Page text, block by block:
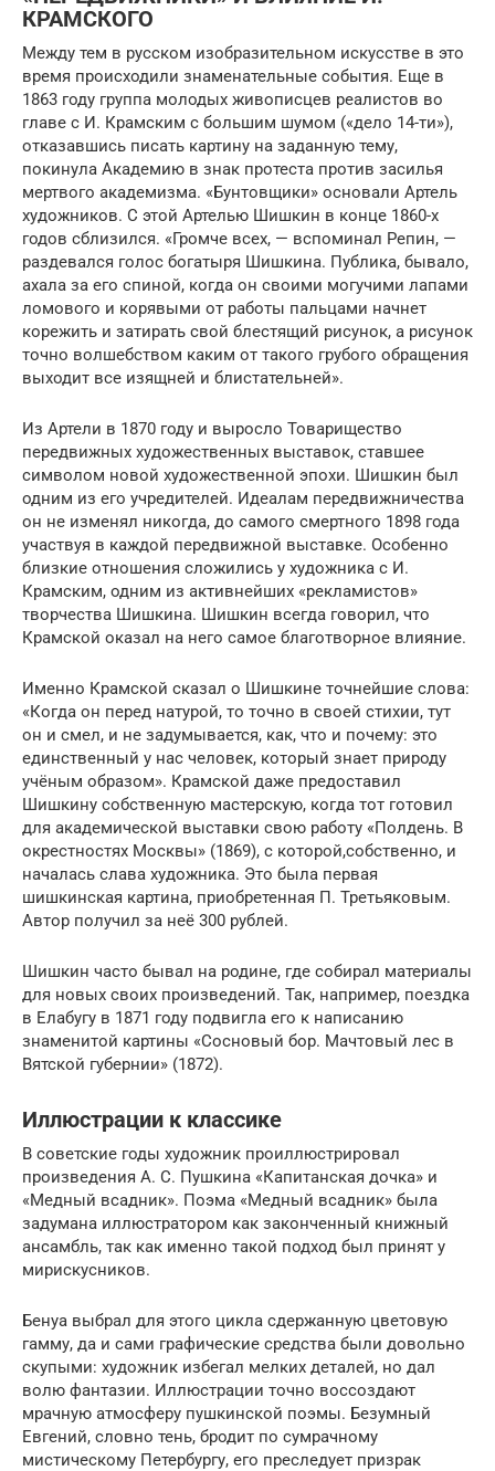
КРАМСКОГО
Между тем в русском изобразительном искусстве в это
время происходили знаменательные события. Еще в
1863 году группа молодых живописцев реалистов во
главе с И. Крамским с большим шумом («дело 14-ти»),
отказавшись писать картину на заданную тему,
покинула Академию в знак протеста против засилья
мертвого академизма. «Бунтовщики» основали Артель
художников. С этой Артелью Шишкин в конце 1860-х
годов сблизился. «Громче всех, — вспоминал Репин, —
раздевался голос богатыря Шишкина. Публика, бывало,
ахала за его спиной, когда он своими могучими лапами
ломового и корявыми от работы пальцами начнет
корежить и затирать свой блестящий рисунок, а рисунок
точно волшебством каким от такого грубого обращения
выходит все изящней и блистательней».
Из Артели в 1870 году и выросло Товарищество
передвижных художественных выставок, ставшее
символом новой художественной эпохи. Шишкин был
одним из его учредителей. Идеалам передвижничества
он не изменял никогда, до самого смертного 1898 года
участвуя в каждой передвижной выставке. Особенно
близкие отношения сложились у художника с И.
Крамским, одним из активнейших «рекламистов»
творчества Шишкина. Шишкин всегда говорил, что
Крамской оказал на него самое благотворное влияние.
Именно Крамской сказал о Шишкине точнейшие слова:
«Когда он перед натурой, то точно в своей стихии, тут
он и смел, и не задумывается, как, что и почему: это
единственный у нас человек, который знает природу
учёным образом». Крамской даже предоставил
Шишкину собственную мастерскую, когда тот готовил
для академической выставки свою работу «Полдень. В
окрестностях Москвы» (1869), с которой,собственно, и
началась слава художника. Это была первая
шишкинская картина, приобретенная П. Третьяковым.
Автор получил за неё 300 рублей.
Шишкин часто бывал на родине, где собирал материалы
для новых своих произведений. Так, например, поездка
в Елабугу в 1871 году подвигла его к написанию
знаменитой картины «Сосновый бор. Мачтовый лес в
Вятской губернии» (1872).
Иллюстрации к классике
В советские годы художник проиллюстрировал
произведения А. С. Пушкина «Капитанская дочка» и
«Медный всадник». Поэма «Медный всадник» была
задумана иллюстратором как законченный книжный
ансамбль, так как именно такой подход был принят у
мирискусников.
Бенуа выбрал для этого цикла сдержанную цветовую
гамму, да и сами графические средства были довольно
скупыми: художник избегал мелких деталей, но дал
волю фантазии. Иллюстрации точно воссоздают
мрачную атмосферу пушкинской поэмы. Безумный
Евгений, словно тень, бродит по сумрачному
мистическому Петербургу, его преследует призрак